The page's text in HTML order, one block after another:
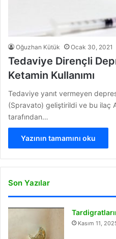
Oğuzhan Kütük Ocak 30, 2021
Tedaviye Dirençli
Ketamin Kullanımı
Tedaviye yanıt vermeyen
(Spravato) geliştirildi ve bu ilaç
tarafından…
Yazının tamamını oku
Son Yazılar
Kasım 11,